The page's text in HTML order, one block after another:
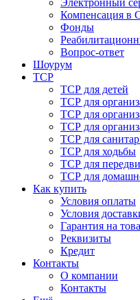
Электронный
Компенсация в
Фонды
Вопрос-ответ
Шоурум
ТСР
ТСР для детей
ТСР для
ТСР для
ТСР для
ТСР для
ТСР для ходьбы
ТСР для
ТСР для
Как купить
Условия оплаты
Условия
Гарантия на
Реквизиты
Кредит
Контакты
О компании
Контакты